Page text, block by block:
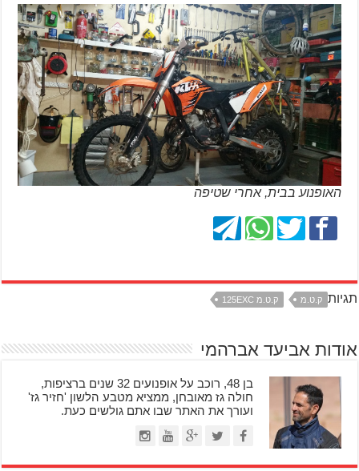
האופנוע בבית, אחרי שטיפה
תגיות ק.ט.מ ק.ט.מ 125EXC
אודות אביעד אברהמי
בן 48, רוכב על אופנועים 32 שנים ברציפות,
חולה גז מאובחן, ממציא מטבע הלשון 'חזיר גז'
ועורך את האתר שבו אתם גולשים כעת.